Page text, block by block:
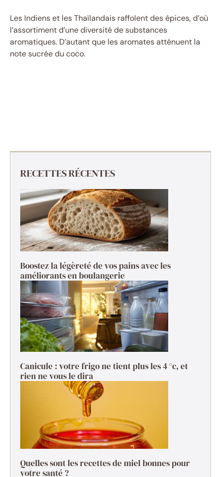
Les Indiens et les Thaïlandais raffolent des épices, d’où
l’assortiment d’une diversité de substances
aromatiques. D’autant que les aromates atténuent la
note sucrée du coco.
RECETTES RÉCENTES
Boostez la légèreté de vos pains avec les
améliorants en boulangerie
Canicule : votre frigo ne tient plus les 4 °c, et
rien ne vous le dira
Quelles sont les recettes de miel bonnes pour
votre santé ?